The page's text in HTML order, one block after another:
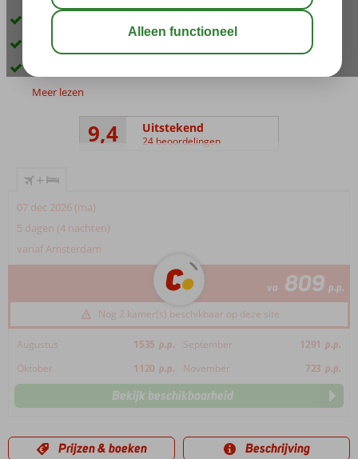
Zeer geliefd hotel
Diverse zwembaden waarvan 1 met glijbanen
Meer lezen
9,4 Uitstekend
24 beoordelingen
+
07 dec 2026 (ma)
5 dagen (4 nachten)
vanaf Amsterdam
va 809 p.p.
Nog 2 kamer(s) beschikbaar op deze site
Augustus 1535 p.p. September 1291 p.p.
Oktober
1120 p.p. November 723 p.p.
Bekijk beschikbaarheid
Prijzen & boeken Beschrijving